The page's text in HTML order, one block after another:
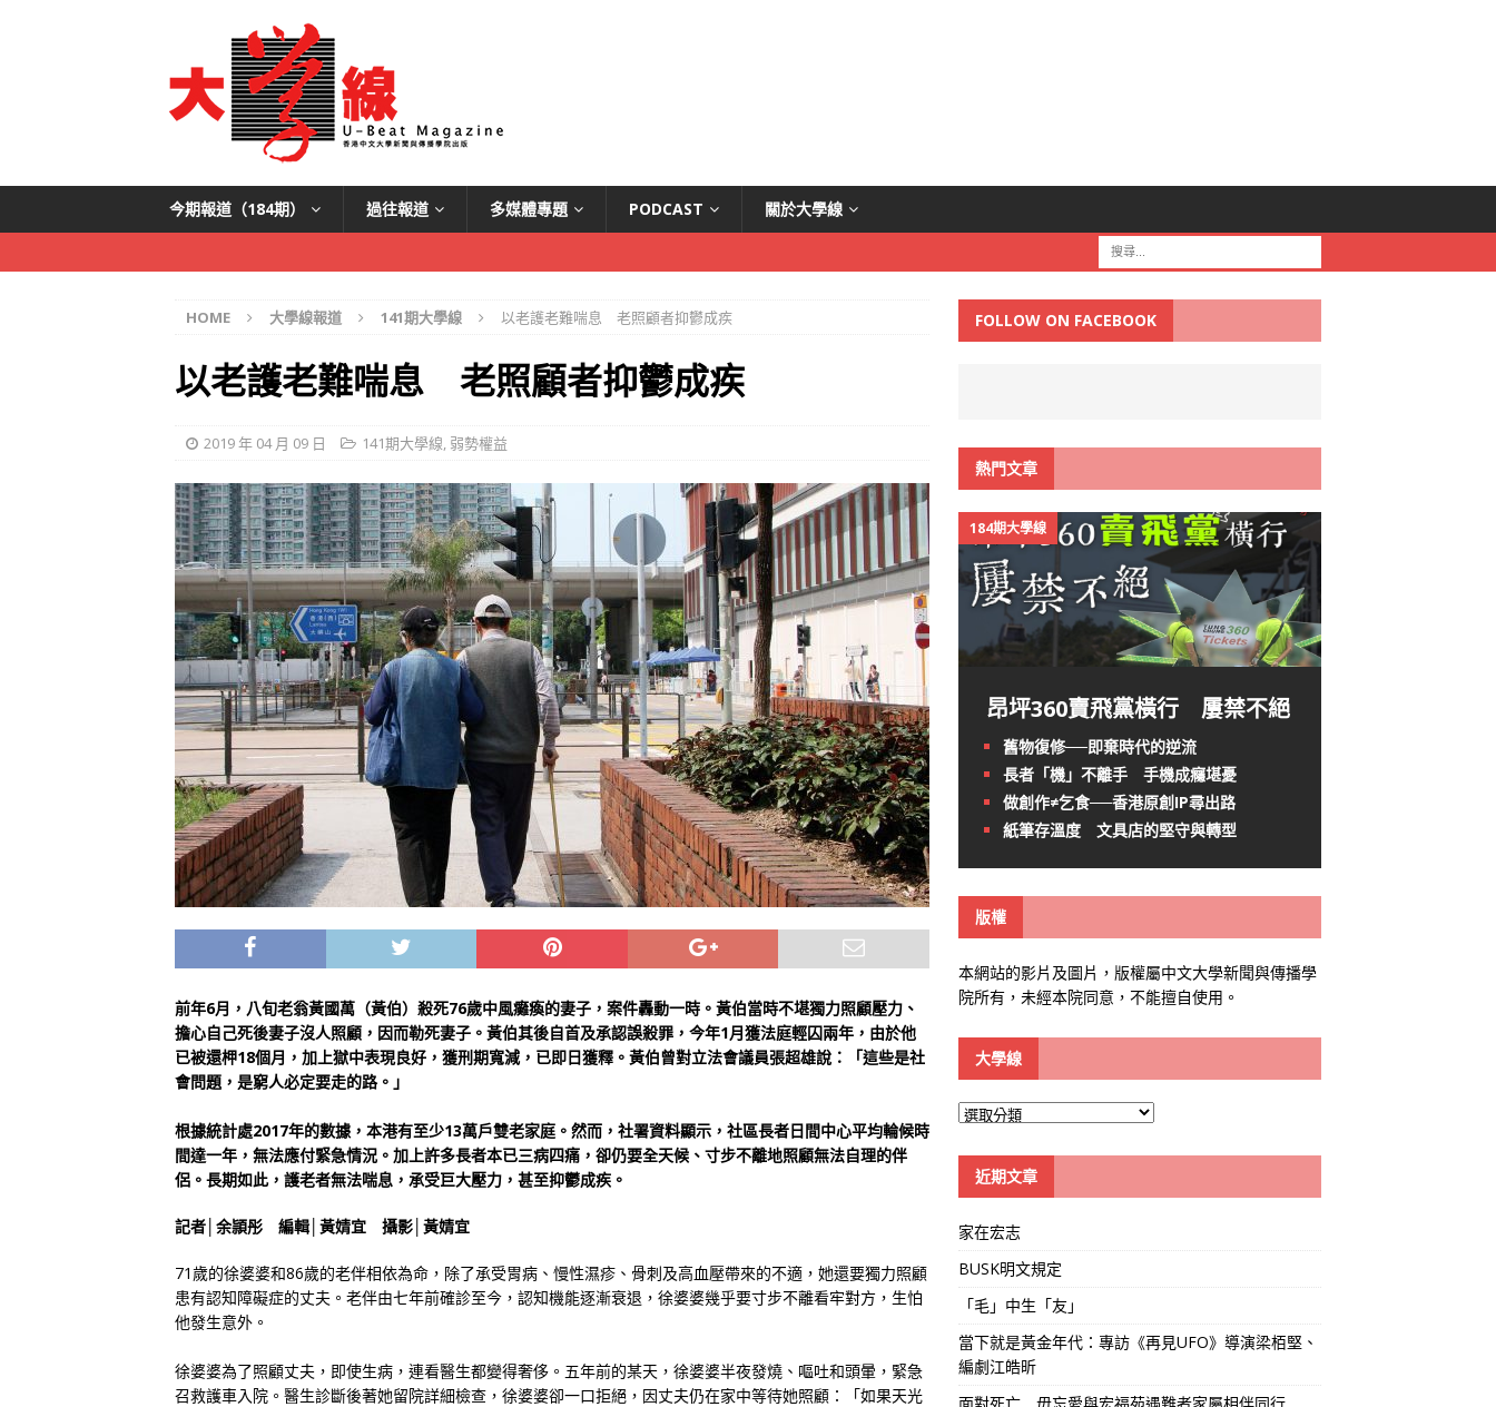
今期報道（184期） 過往報道 多媒體專題 PODCAST 關於大學線
HOME 大學線報道 141期大學線 以老護老難喘息 老照顧者抑鬱成疾
以老護老難喘息 老照顧者抑鬱成疾
2019 年 04 月 09 日 141期大學線, 弱勢權益
前年6月，八旬老翁黃國萬（黃伯）殺死76歲中風癱瘓的妻子，案件轟動一時。黃伯當時不堪獨力照顧壓力、
擔心自己死後妻子沒人照顧，因而勒死妻子。黃伯其後自首及承認誤殺罪，今年1月獲法庭輕囚兩年，由於他
已被還柙18個月，加上獄中表現良好，獲刑期寬減，已即日獲釋。黃伯曾對立法會議員張超雄說：「這些是社
會問題，是窮人必定要走的路。」
根據統計處2017年的數據，本港有至少13萬戶雙老家庭。然而，社署資料顯示，社區長者日間中心平均輪候時
間達一年，無法應付緊急情況。加上許多長者本已三病四痛，卻仍要全天候、寸步不離地照顧無法自理的伴
侶。長期如此，護老者無法喘息，承受巨大壓力，甚至抑鬱成疾。
記者│余頴彤 編輯│黃婧宜 攝影│黃婧宜
71歲的徐婆婆和86歲的老伴相依為命，除了承受胃病、慢性濕疹、骨刺及高血壓帶來的不適，她還要獨力照顧
患有認知障礙症的丈夫。老伴由七年前確診至今，認知機能逐漸衰退，徐婆婆幾乎要寸步不離看牢對方，生怕
他發生意外。
徐婆婆為了照顧丈夫，即使生病，連看醫生都變得奢侈。五年前的某天，徐婆婆半夜發燒、嘔吐和頭暈，緊急
召救護車入院。醫生診斷後著她留院詳細檢查，徐婆婆卻一口拒絕，因丈夫仍在家中等待她照顧：「如果天光
FOLLOW ON FACEBOOK
熱門文章
184期大學線
昂坪360賣飛黨橫行 屢禁不絕
舊物復修──即棄時代的逆流
長者「機」不離手 手機成癮堪憂
做創作≠乞食──香港原創IP尋出路
紙筆存溫度 文具店的堅守與轉型
版權
本網站的影片及圖片，版權屬中文大學新聞與傳播學
院所有，未經本院同意，不能擅自使用。
大學線
大
線
近期文章
家在宏志
BUSK明文規定
「毛」中生「友」
當下就是黃金年代：專訪《再見UFO》導演梁栢堅、
編劇江皓昕
面對死亡 毋忘愛與宏福苑遇難者家屬相伴同行